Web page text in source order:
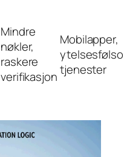
Mindre
nøkler,
raskere
verifikasjon
Mobilapper,
tjenester